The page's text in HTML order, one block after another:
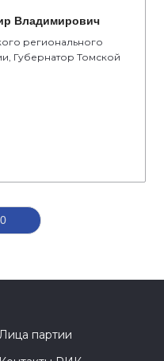
Владимирович
регионального
Губернатор Томской
Лица партии